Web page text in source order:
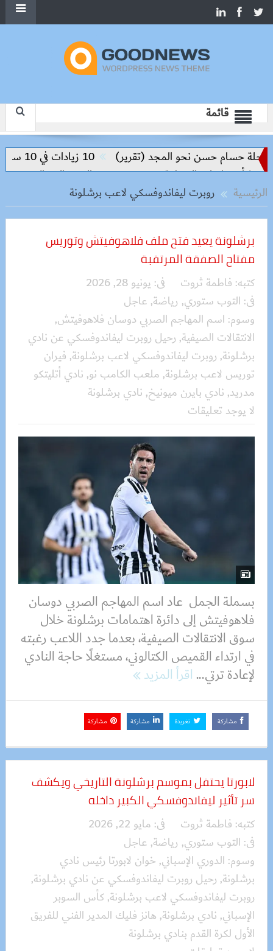
قائمة
حسن نحو المجد (تقرير)
10 زيادات في 10 سنوات.. هل حان الوقت لرفع دعم البنزين نهائيا؟
المنطقة
خفض سعر السكر الحر إلى 25 جنيهًا.. بدء الطرح غدًا بالمجمعات الاستهلاكية
الرئيسية
روبرت ليفاندوفسكي لاعب برشلونة
برشلونة يعيد فتح ملف فلاهوفيتش وتوريس
مفتاح الصفقة المرتقبة
كتبه: فاطمة ثروت فى: يونيو 28, 2026
فى: التوب ستوري, رياضة, عاجل
وسوم: اسم المهاجم الصربي دوسان فلاهوفيتش,
الانتقالات الصيفية, رحيل روبرت ليفاندوفسكي عن نادي
برشلونة, روبرت ليفاندوفسكي لاعب برشلونة, فيران
توريس لاعب برشلونة, ملعب الكامب نو, نادي أتليتكو
مدريد, نادي بايرن ميونيخ, نادي برشلونة
لا يوجد تعليقات
بسملة الجمل عاد اسم المهاجم الصربي دوسان
فلاهوفيتش إلى دائرة اهتمامات برشلونة خلال
سوق الانتقالات الصيفية، بعدما جدد اللاعب رغبته
في ارتداء القميص الكتالوني، مستغلًا حاجة النادي
لإعادة ترتي...اقرأ المزيد
مشاركة تغريدة مشاركة مشاركة
لابورتا يحتفل بموسم برشلونة التاريخي ويكشف
سر تأثير ليفاندوفسكي الكبير داخله
كتبه: فاطمة ثروت فى: مايو 22, 2026
فى: التوب ستوري, رياضة, عاجل
وسوم: الدوري الإسباني, خوان لابورتا رئيس نادي
برشلونة, رحيل روبرت ليفاندوفسكي عن نادي برشلونة,
روبرت ليفاندوفسكي لاعب برشلونة,كأس السوبر
الإسباني, نادي برشلونة, هانز فليك المدير الفني للفريق
الأول لكرة القدم بنادي برشلونة